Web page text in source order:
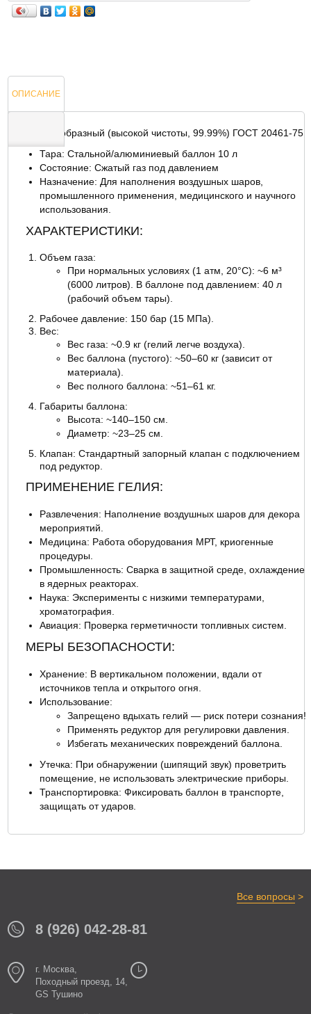
ОПИСАНИЕ
ОТЗЫВЫ
Гелий газообразный (высокой чистоты, 99.99%) ГОСТ 20461-75
Тара: Стальной/алюминиевый баллон 10 л
Состояние: Сжатый газ под давлением
Назначение: Для наполнения воздушных шаров,
промышленного применения, медицинского и научного
использования.
ХАРАКТЕРИСТИКИ:
Объем газа:
При нормальных условиях (1 атм, 20°C): ~6 м³
(6000 литров). В баллоне под давлением: 40 л
(рабочий объем тары).
Рабочее давление: 150 бар (15 МПа).
Вес:
Вес газа: ~0.9 кг (гелий легче воздуха).
Вес баллона (пустого): ~50–60 кг (зависит от
материала).
Вес полного баллона: ~51–61 кг.
Габариты баллона:
Высота: ~140–150 см.
Диаметр: ~23–25 см.
Клапан: Стандартный запорный клапан с подключением
под редуктор.
ПРИМЕНЕНИЕ ГЕЛИЯ:
Развлечения: Наполнение воздушных шаров для декора
мероприятий.
Медицина: Работа оборудования МРТ, криогенные
процедуры.
Промышленность: Сварка в защитной среде, охлаждение
в ядерных реакторах.
Наука: Эксперименты с низкими температурами,
хроматография.
Авиация: Проверка герметичности топливных систем.
МЕРЫ БЕЗОПАСНОСТИ:
Хранение: В вертикальном положении, вдали от
источников тепла и открытого огня.
Использование:
Запрещено вдыхать гелий — риск потери сознания!
Применять редуктор для регулировки давления.
Избегать механических повреждений баллона.
Утечка: При обнаружении (шипящий звук) проветрить
помещение, не использовать электрические приборы.
Транспортировка: Фиксировать баллон в транспорте,
защищать от ударов.
Все вопросы >
8 (926) 042-28-81
г. Москва,
Походный проезд, 14,
GS Тушино